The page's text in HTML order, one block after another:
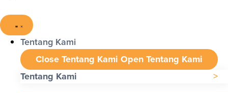
Tentang Kami
Close Tentang Kami Open Tentang Kami
Tentang Kami